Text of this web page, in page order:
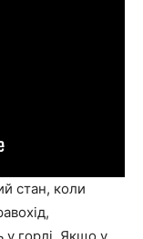
стан, коли